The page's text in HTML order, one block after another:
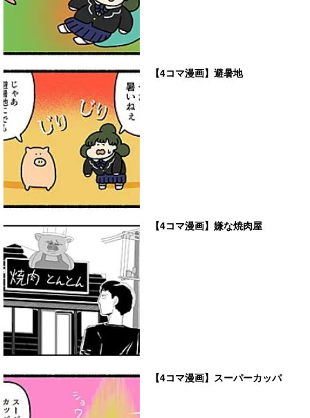
【4コマ漫画】避暑地
【4コマ漫画】嫌な焼肉屋
【4コマ漫画】スーパーカッパ